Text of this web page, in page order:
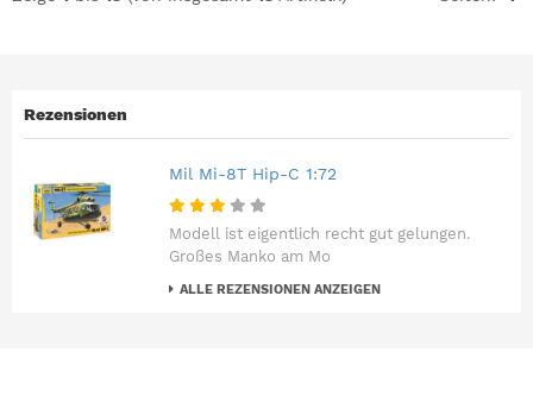
Rezensionen
Mil Mi-8T Hip-C 1:72
Modell ist eigentlich recht gut gelungen.
Großes Manko am Mo
ALLE REZENSIONEN ANZEIGEN